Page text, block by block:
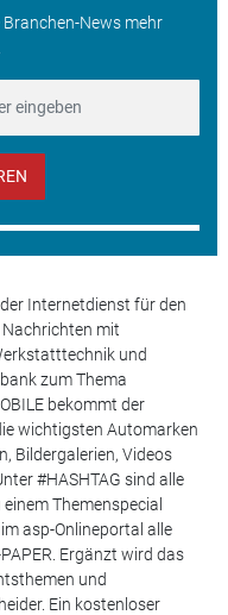
News mehr
der Internetdienst für den
mit
und
zum Thema
bekommt der
wichtigsten Automarken
Bildergalerien, Videos
#HASHTAG sind alle
Themenspecial
asp-Onlineportal alle
Ergänzt wird das
und
Ein kostenloser